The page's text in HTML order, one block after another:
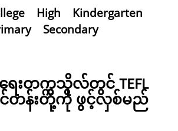
High
Kindergarten
Secondary
းတက္ကသိုလ်တွင် TEFL
င်တန်းတို့ကို ဖွင့်လှစ်မည်